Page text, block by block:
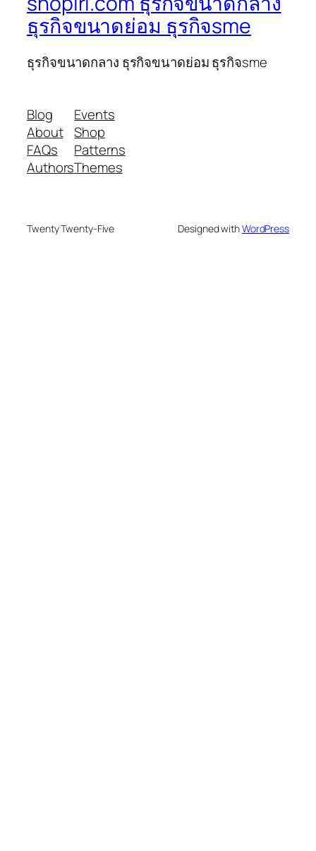
ธุรกิจขนาดย่อม ธุรกิจsme
ธุรกิจขนาดกลาง ธุรกิจขนาดย่อม ธุรกิจsme
Blog
About
FAQs
Authors
Events
Shop
Patterns
Themes
Twenty Twenty-Five Designed withWordPress